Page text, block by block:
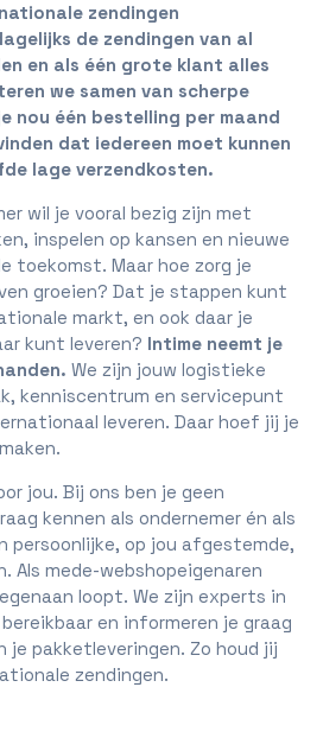
zendingen
de zendingen van al
en als één grote klant alles
we samen van scherpe
nou één bestelling per maand
dat iedereen moet kunnen
lage verzendkosten.
wil je vooral bezig zijn met
inspelen op kansen en nieuwe
toekomst. Maar hoe zorg je
groeien? Dat je stappen kunt
markt, en ook daar je
kunt leveren? Intime neemt je
We zijn jouw logistieke
kenniscentrum en servicepunt
leveren. Daar hoef jij je
jou. Bij ons ben je geen
kennen als ondernemer én als
persoonlijke, op jou afgestemde,
Als mede-webshopeigenaren
loopt. We zijn experts in
en informeren je graag
je pakketleveringen. Zo houd jij
zendingen.